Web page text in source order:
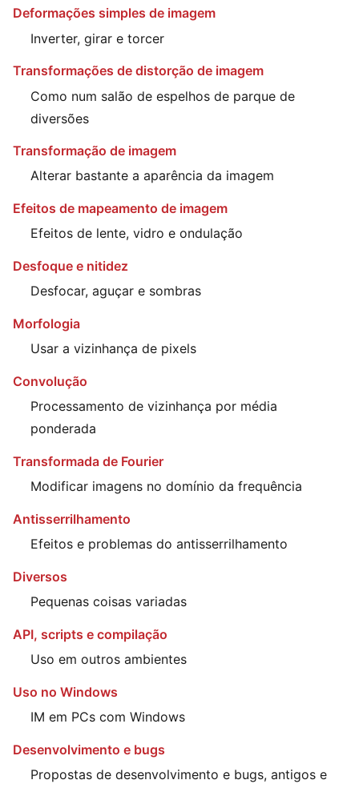
Deformações simples de imagem
Inverter, girar e torcer
Transformações de distorção de imagem
Como num salão de espelhos de parque de
diversões
Transformação de imagem
Alterar bastante a aparência da imagem
Efeitos de mapeamento de imagem
Efeitos de lente, vidro e ondulação
Desfoque e nitidez
Desfocar, aguçar e sombras
Morfologia
Usar a vizinhança de pixels
Convolução
Processamento de vizinhança por média
ponderada
Transformada de Fourier
Modificar imagens no domínio da frequência
Antisserrilhamento
Efeitos e problemas do antisserrilhamento
Diversos
Pequenas coisas variadas
API, scripts e compilação
Uso em outros ambientes
Uso no Windows
IM em PCs com Windows
Desenvolvimento e bugs
Propostas de desenvolvimento e bugs, antigos e